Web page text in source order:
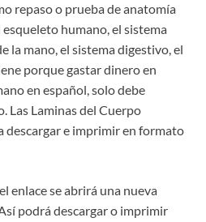
repaso o prueba de anatomía
humano, el sistema
la mano, el sistema digestivo, el
porque gastar dinero en
en español, solo debe
Las Laminas del Cuerpo
descargar e imprimir en formato
enlace se abrirá una nueva
podrá descargar o imprimir